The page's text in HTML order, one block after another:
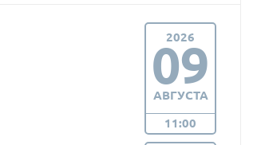
2026
09
АВГУСТА
11:00